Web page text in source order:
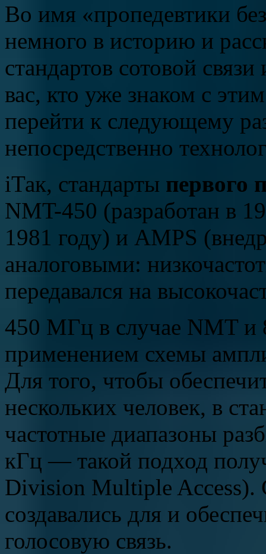
Во имя «пропедевтики
немного в историю и
стандартов сотовой
вас, кто уже знаком с
перейти к следующему
непосредственно
iТак, стандарты первого
NMT-450 (разработан в
1981 году) и AMPS
аналоговыми:
передавался на
450 МГц в случае NMT и
применением схемы
Для того, чтобы
нескольких человек, в
частотные диапазоны
кГц — такой подход
Division Multiple Access).
создавались для и
голосовую связь.